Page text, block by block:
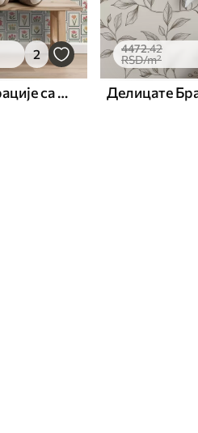
2
Урамљене цветне илустрације са бордурама
4472.42
RSD/m²
Делицате